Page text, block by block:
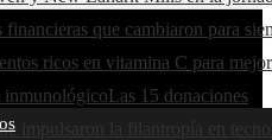
financieras que cambiaron para
ricos en vitamina C para
inmunológicoLas 15 donaciones
impulsaron la filantropía en